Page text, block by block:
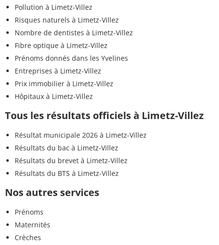
Pollution à Limetz-Villez
Risques naturels à Limetz-Villez
Nombre de dentistes à Limetz-Villez
Fibre optique à Limetz-Villez
Prénoms donnés dans les Yvelines
Entreprises à Limetz-Villez
Prix immobilier à Limetz-Villez
Hôpitaux à Limetz-Villez
Tous les résultats officiels à Limetz-Villez
Résultat municipale 2026 à Limetz-Villez
Résultats du bac à Limetz-Villez
Résultats du brevet à Limetz-Villez
Résultats du BTS à Limetz-Villez
Nos autres services
Prénoms
Maternités
Crèches